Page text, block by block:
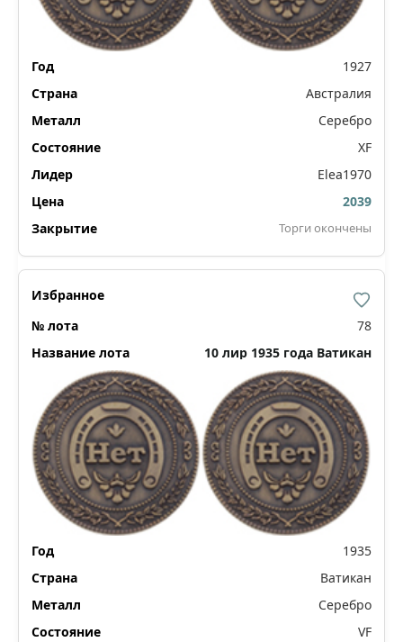
1927
Австралия
Серебро
XF
Elea1970
2039
Торги окончены
78
10 лир 1935 года Ватикан
1935
Ватикан
Серебро
VF